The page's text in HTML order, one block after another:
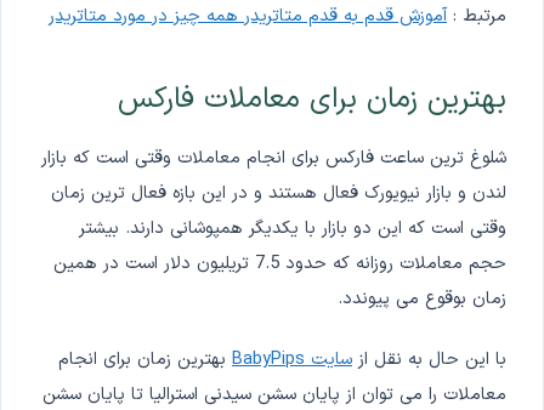
مرتبط :آموزش قدم به قدم متاتریدر همه چیز در مورد متاتریدر
بهترین زمان برای معاملات فارکس
شلوغ ترین ساعت فارکس برای انجام معاملات وقتی است که بازار
لندن و بازار نیویورک فعال هستند و در این بازه فعال ترین زمان
وقتی است که این دو بازار با یکدیگر همپوشانی دارند. بیشتر
حجم معاملات روزانه که حدود 7.5 تریلیون دلار است در همین
زمان بوقوع می پیوندد.
با این حال به نقل از سایت BabyPips
بهترین زمان برای انجام
معاملات را می توان از پایان سشن سیدنی استرالیا تا پایان سشن